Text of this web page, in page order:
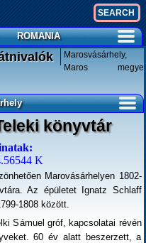
ROMANIA
Marosvásárhely,
Maros megye
könyvtár
K
Marovásárhelyen 1802-
Az épületet Ignatz Schlaff
1808 között.
Sámuel gróf, kapcsolatai révén
60 év alatt beszerzett, a